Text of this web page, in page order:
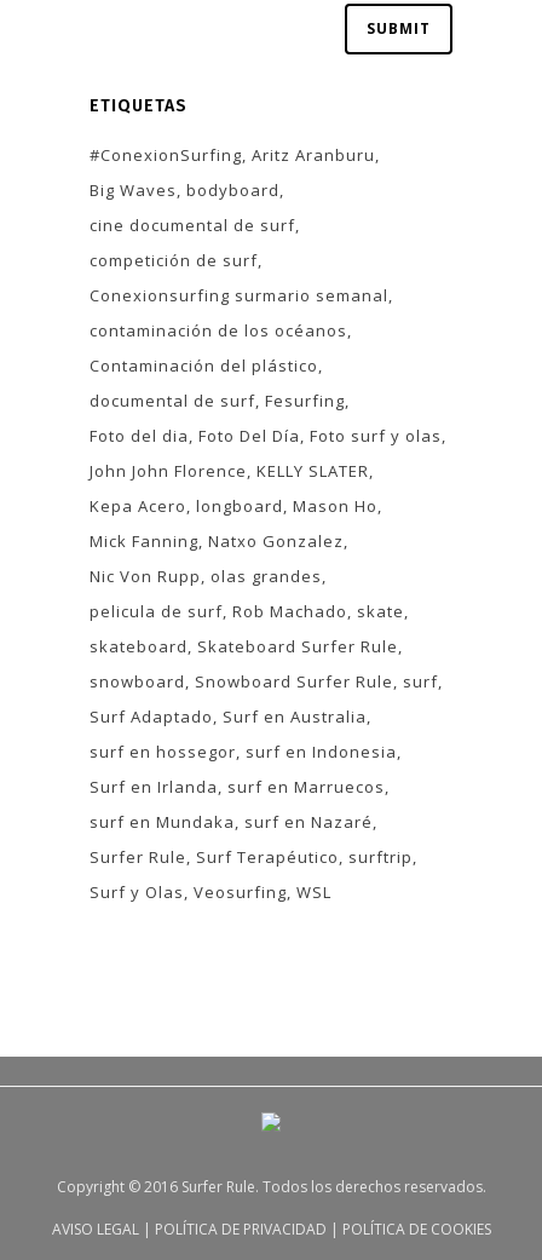
ETIQUETAS
#ConexionSurfing Aritz Aranburu
Big Waves bodyboard
cine documental de surf
competición de surf
Conexionsurfing surmario semanal
contaminación de los océanos
Contaminación del plástico
documental de surf Fesurfing
Foto del dia Foto Del Día Foto surf y olas
John John Florence KELLY SLATER
Kepa Acero longboard Mason Ho
Mick Fanning Natxo Gonzalez
Nic Von Rupp
olas grandes
pelicula de surf Rob Machado
skate
skateboard
Skateboard Surfer Rule
snowboard
Snowboard Surfer Rule
surf
Surf Adaptado
Surf en Australia
surf en hossegor surf en Indonesia
Surf en Irlanda
surf en Marruecos
surf en Mundaka
surf en Nazaré
Surfer Rule
Surf Terapéutico
surftrip
Surf y Olas Veosurfing WSL
Copyright © 2016 Surfer Rule. Todos los derechos reservados.
AVISO LEGAL| POLÍTICA DE PRIVACIDAD | POLÍTICA DE COOKIES